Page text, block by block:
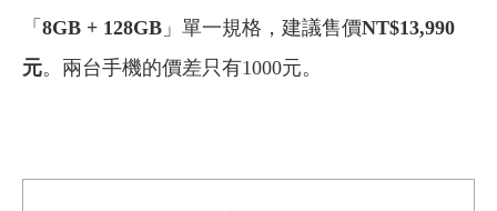
「 8GB + 128GB 」單一規格，建議售價NT$13,990
元。兩台手機的價差只有1000元。